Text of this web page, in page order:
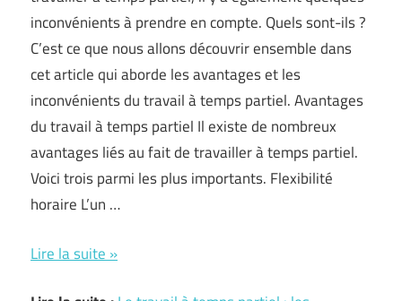
inconvénients à prendre en compte. Quels sont-ils ?
C’est ce que nous allons découvrir ensemble dans
cet article qui aborde les avantages et les
inconvénients du travail à temps partiel. Avantages
du travail à temps partiel Il existe de nombreux
avantages liés au fait de travailler à temps partiel.
Voici trois parmi les plus importants. Flexibilité
horaire L’un …
Le
Lire la suite »